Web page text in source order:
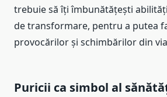
trebuie să îți îmbunătățești
de transformare, pentru a putea
provocărilor și schimbărilor din
Puricii ca simbol al